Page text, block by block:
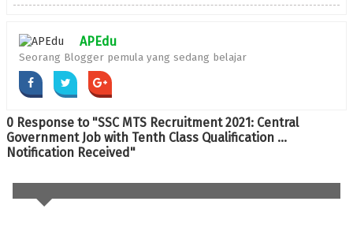
APEdu
Seorang Blogger pemula yang sedang belajar
0 Response to "SSC MTS Recruitment 2021: Central
Government Job with Tenth Class Qualification ...
Notification Received"